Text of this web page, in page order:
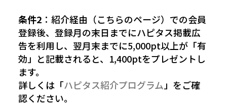
条件2 ：紹介経由（こちらのページ）での会員
登録後、登録月の末日までにハピタス掲載広
告を利用し、翌月末までに5,000pt以上が「有
効」と記載されると、1,400ptをプレゼントし
ます。
詳しくは「ハピタス紹介プログラム 」をご確
認ください。